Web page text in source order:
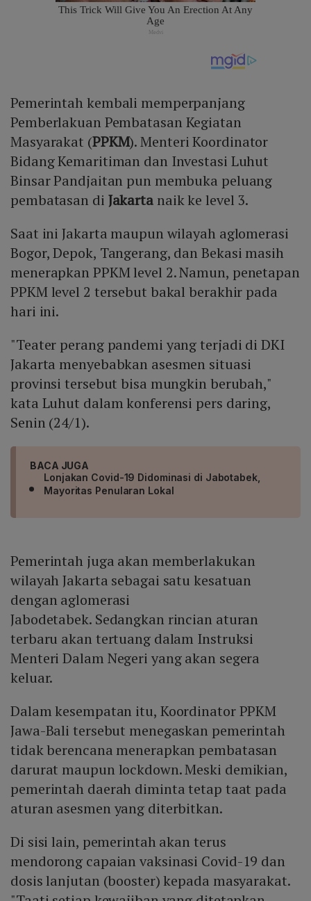
Pemerintah kembali memperpanjang
Pemberlakuan Pembatasan Kegiatan
Masyarakat (PPKM). Menteri Koordinator
Bidang Kemaritiman dan Investasi Luhut
Binsar Pandjaitan pun membuka peluang
pembatasan di Jakarta naik ke level 3.
Saat ini Jakarta maupun wilayah aglomerasi
Bogor, Depok, Tangerang, dan Bekasi masih
menerapkan PPKM level 2. Namun, penetapan
PPKM level 2 tersebut bakal berakhir pada
hari ini.
"Teater perang pandemi yang terjadi di DKI
Jakarta menyebabkan asesmen situasi
provinsi tersebut bisa mungkin berubah,"
kata Luhut dalam konferensi pers daring,
Senin (24/1).
BACA JUGA
Lonjakan Covid-19 Didominasi di Jabotabek,
Mayoritas Penularan Lokal
Pemerintah juga akan memberlakukan
wilayah Jakarta sebagai satu kesatuan
dengan aglomerasi
Jabodetabek. Sedangkan rincian aturan
terbaru akan tertuang dalam Instruksi
Menteri Dalam Negeri yang akan segera
keluar.
Dalam kesempatan itu, Koordinator PPKM
Jawa-Bali tersebut menegaskan pemerintah
tidak berencana menerapkan pembatasan
darurat maupun lockdown. Meski demikian,
pemerintah daerah diminta tetap taat pada
aturan asesmen yang diterbitkan.
Di sisi lain, pemerintah akan terus
mendorong capaian vaksinasi Covid-19 dan
dosis lanjutan (booster) kepada masyarakat.